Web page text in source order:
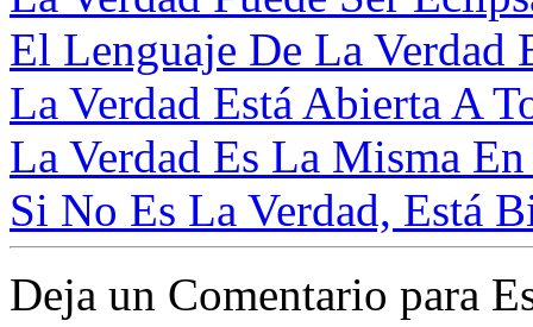
El Lenguaje De La Verdad
La Verdad Está Abierta A
La Verdad Es La Misma En
Si No Es La Verdad, Está
Deja un Comentario para